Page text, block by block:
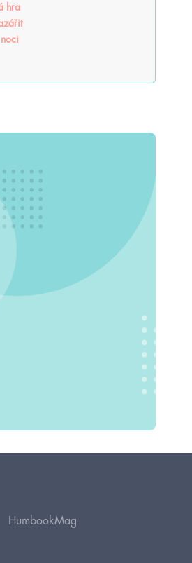
hra
HumbookMag